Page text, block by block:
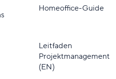
Homeoffice-Guide
Leitfaden
Projektmanagement
(EN)